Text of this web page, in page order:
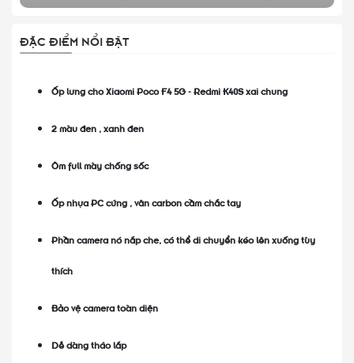
ĐẶC ĐIỂM NỔI BẬT
Ốp lưng cho Xiaomi Poco F4 5G - Redmi K40S xai chung
2 màu đen , xanh đen
Ôm full mày chống sốc
Ốp nhựa PC cứng , vân carbon cầm chắc tay
Phần camera nó nắp che, có thể di chuyển kéo lên xuống tùy
thích
Bảo vệ camera toàn diện
Dễ dàng tháo lắp